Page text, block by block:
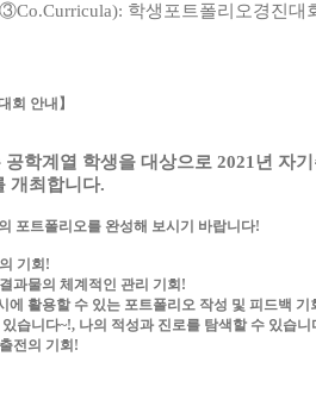
Co.Curricula): 학생포트폴리오경진대
회 안내 】
학계열 학생을 대상으로 2021 년 자
개최합니다.
포트폴리오를 완성해 보시기 바랍니다!
기회 !
과물의 체계적인 관리 기회 !
에 활용할 수 있는 포트폴리오 작성 및 피드백 기
습니다~!, 나의 적성과 진로를 탐색할 수 있습니
전의 기회 !